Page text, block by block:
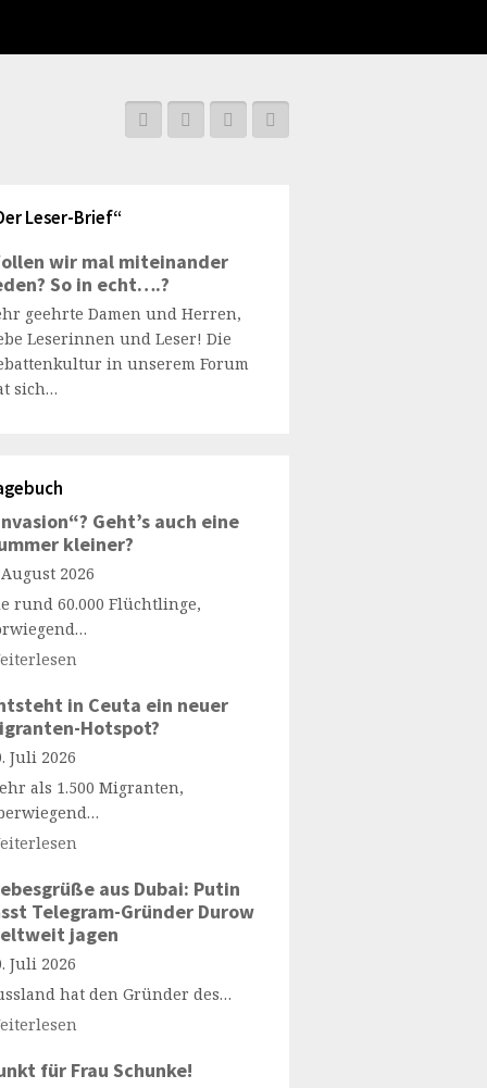
Leser-Brief“
wir mal miteinander
So in echt….?
geehrte Damen und Herren,
Leserinnen und Leser! Die
in unserem Forum
sich…
Geht’s auch eine
kleiner?
2026
rund 60.000 Flüchtlinge,
in Ceuta ein neuer
Hotspot?
Juli 2026
als 1.500 Migranten,
aus Dubai: Putin
Telegram-Gründer Durow
jagen
Juli 2026
hat den Gründer des…
für Frau Schunke!